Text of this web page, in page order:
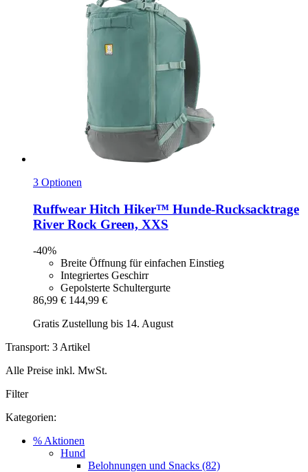
3 Optionen
Ruffwear Hitch Hiker™ Hunde-​Rucksacktrage
River Rock Green, XXS
-40%
Breite Öffnung für einfachen Einstieg
Integriertes Geschirr
Gepolsterte Schultergurte
86,99 € 144,99 €
Gratis Zustellung bis 14. August
Transport: 3 Artikel
Alle Preise inkl. MwSt.
Filter
Kategorien:
% Aktionen
Hund
Belohnungen und Snacks (82)